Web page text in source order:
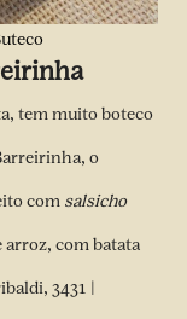
tem muito boteco
o
com salsicho
arroz, com batata
3431 |